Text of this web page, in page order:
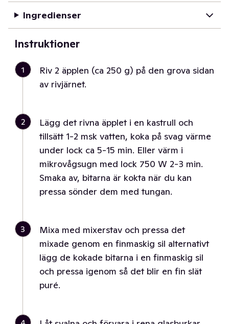
Ingredienser
Instruktioner
1
Riv 2 äpplen (ca 250 g) på den grova sidan
av rivjärnet.
2
Lägg det rivna äpplet i en kastrull och
tillsätt 1-2 msk vatten, koka på svag värme
under lock ca 5-15 min. Eller värm i
mikrovågsugn med lock 750 W 2-3 min.
Smaka av, bitarna är kokta när du kan
pressa sönder dem med tungan.
3
Mixa med mixerstav och pressa det
mixade genom en finmaskig sil alternativt
lägg de kokade bitarna i en finmaskig sil
och pressa igenom så det blir en fin slät
puré.